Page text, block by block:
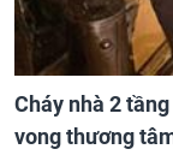
Cháy nhà 2
vong thương